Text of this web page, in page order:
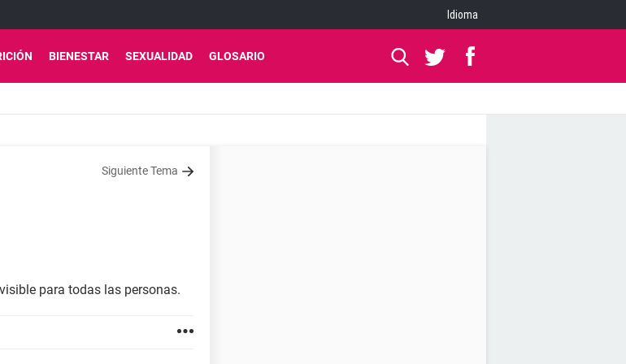
Idioma
BIENESTAR SEXUALIDAD GLOSARIO
Siguiente Tema
para todas las personas.